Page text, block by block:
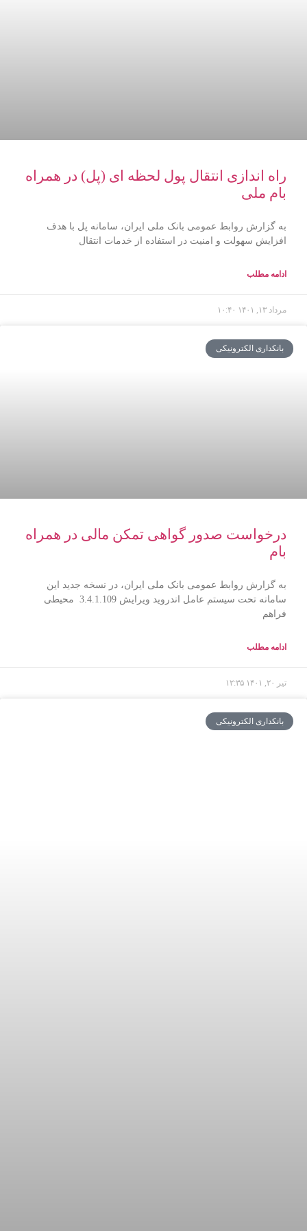
راه اندازی انتقال پول لحظه ای (پل) در همراه
بام ملی
به گزارش روابط عمومی بانک ملی ایران، سامانه پل با هدف
افزایش سهولت و امنیت در استفاده از خدمات انتقال
ادامه مطلب
مرداد ۱۳, ۱۴۰۱ ۱۰:۴۰
بانکداری الکترونیکی
درخواست صدور گواهی تمکن مالی در همراه
بام
به گزارش روابط عمومی بانک ملی ایران، در نسخه جدید این
سامانه تحت سیستم عامل اندروید ویرایش 3.4.1.109 محیطی
فراهم
ادامه مطلب
تیر ۲۰, ۱۴۰۱ ۱۲:۳۵
بانکداری الکترونیکی